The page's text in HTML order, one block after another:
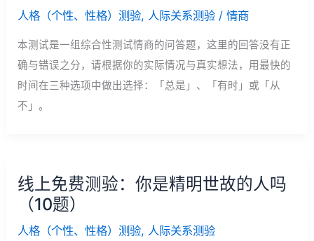
人格（个性、性格）测验, 人际关系测验 /情商
本测试是一组综合性测试情商的问答题，这里的回答没有正
确与错误之分，请根据你的实际情况与真实想法，用最快的
时间在三种选项中做出选择：「总是」、「有时」或「从
不」。
线上免费测验：你是精明世故的人吗
（10题）
人格（个性、性格）测验, 人际关系测验